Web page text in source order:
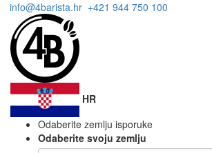
info@4barista.hr +421 944 750 100
HR
Odaberite zemlju isporuke
Odaberite svoju zemlju